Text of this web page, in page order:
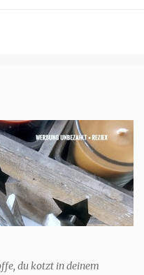
du kotzt in deinem